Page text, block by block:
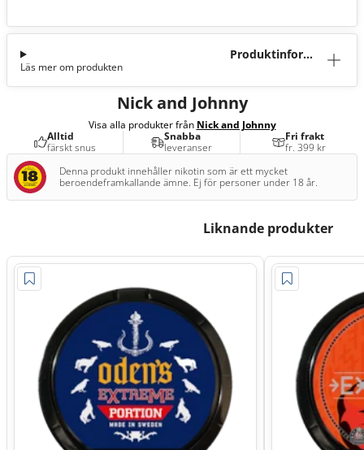
Produktinforma
Läs mer om produkten
Nick and Johnny
Visa alla produkter från Nick and Johnny
Alltid
färskt snus
Snabba
leveranser
Fri frakt
fr. 399 kr
Denna produkt innehåller nikotin som är ett mycket
beroendeframkallande ämne. Ej för personer under 18 år.
Liknande produkter